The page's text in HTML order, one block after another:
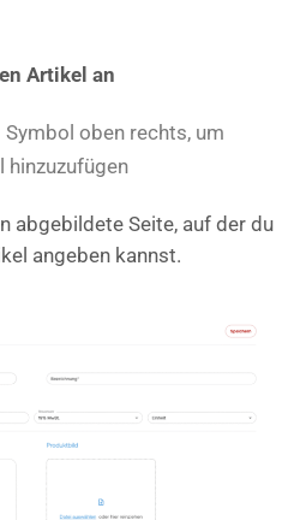
Artikel an
Symbol oben rechts, um
hinzuzufügen
abgebildete Seite, auf der du
angeben kannst.